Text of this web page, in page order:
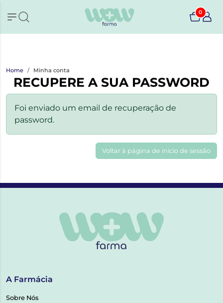
0
Home Minha conta
RECUPERE A SUA PASSWORD
Foi enviado um email de recuperação de
password.
Voltar à página de inicio de sessão
A Farmácia
Sobre Nós